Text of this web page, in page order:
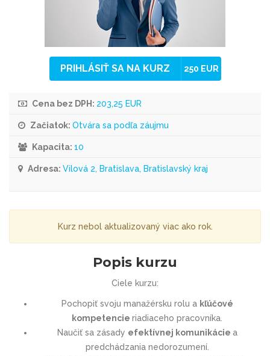
PRIHLÁSIŤ SA NA KURZ 250 EUR
Cena bez DPH: 203,25 EUR
Začiatok: Otvára sa podľa záujmu
Kapacita: 10
Adresa: Vilová 2, Bratislava, Bratislavský kraj
Kurz nebol aktualizovaný viac ako rok.
Popis kurzu
Ciele kurzu:
Pochopiť svoju manažérsku rolu a kľúčové
kompetencie riadiaceho pracovníka.
Naučiť sa zásady efektívnej komunikácie a
predchádzania nedorozumení.